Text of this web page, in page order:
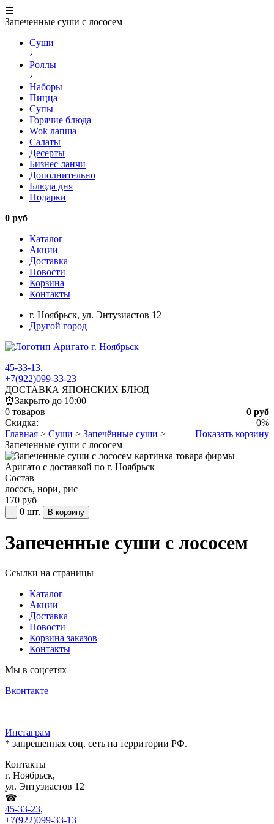
☰
Запеченные суши с лососем
Суши
›
Роллы
›
Наборы
Пицца
Супы
Горячие блюда
Wok лапша
Салаты
Десерты
Бизнес ланчи
Дополнительно
Блюда дня
Подарки
0 руб
Каталог
Акции
Доставка
Новости
Корзина
Контакты
г. Ноябрьск, ул. Энтузиастов 12
Другой город
45-33-13,
+7(922)099-33-23
ДОСТАВКА ЯПОНСКИХ БЛЮД
⏰Закрыто до 10:00
0 руб
0 товаров
Скидка:
0%
Показать корзину
Главная > Суши > Запечённые суши >
Запеченные суши с лососем
Состав
лосось, нори, рис
170 руб
- 0 шт.
Запеченные суши с лососем
Ссылки на страницы
Каталог
Акции
Доставка
Новости
Корзина заказов
Контакты
Мы в соцсетях
Вконтакте
Инстаграм
* запрещенная соц. сеть на территории РФ.
Контакты
г. Ноябрьск,
ул. Энтузиастов 12
☎
45-33-23,
+7(922)099-33-13